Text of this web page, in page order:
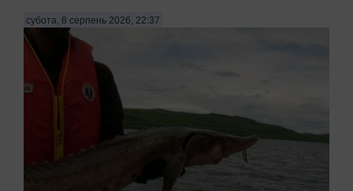
субота, 8 серпень 2026, 22:37